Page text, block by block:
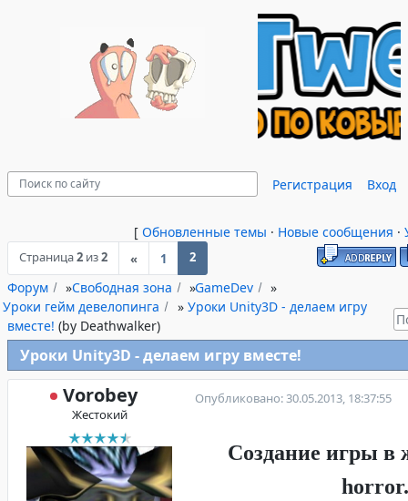
Регистрация Вход
[ Обновленные темы · Новые сообщения ·
Страница2 из2 « 1 2
Форум »Свободная зона »GameDev
»
Уроки гейм девелопинга
» Уроки Unity3D - делаем игру
вместе! (by Deathwalker)
Уроки Unity3D - делаем игру вместе!
Vorobey
Жестокий
Опубликовано: 30.05.2013, 18:37:55
Создание игры в
horror.